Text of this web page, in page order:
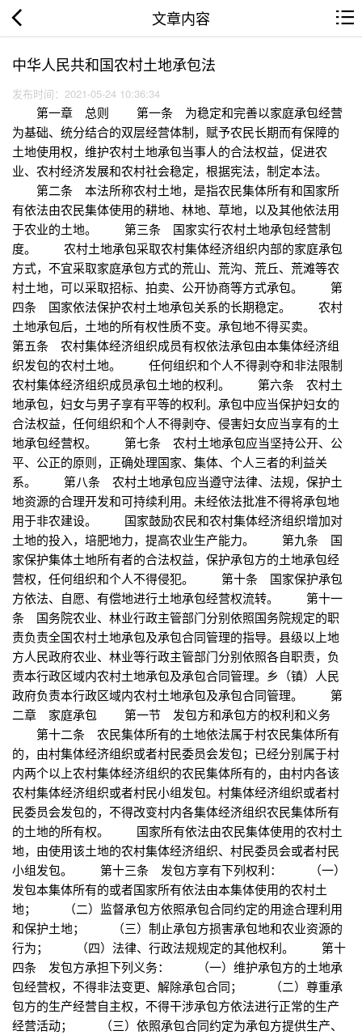
文章内容
中华人民共和国农村土地承包法
发布时间：2021-05-24 10:36:34
第一章 总则 第一条 为稳定和完善以家庭承包经营
为基础、统分结合的双层经营体制，赋予农民长期而有保障的
土地使用权，维护农村土地承包当事人的合法权益，促进农
业、农村经济发展和农村社会稳定，根据宪法，制定本法。
第二条 本法所称农村土地，是指农民集体所有和国家所
有依法由农民集体使用的耕地、林地、草地，以及其他依法用
于农业的土地。 第三条 国家实行农村土地承包经营制
度。 农村土地承包采取农村集体经济组织内部的家庭承包
方式，不宜采取家庭承包方式的荒山、荒沟、荒丘、荒滩等农
村土地，可以采取招标、拍卖、公开协商等方式承包。 第
四条 国家依法保护农村土地承包关系的长期稳定。 农村
土地承包后，土地的所有权性质不变。承包地不得买卖。
第五条 农村集体经济组织成员有权依法承包由本集体经济组
织发包的农村土地。 任何组织和个人不得剥夺和非法限制
农村集体经济组织成员承包土地的权利。 第六条 农村土
地承包，妇女与男子享有平等的权利。承包中应当保护妇女的
合法权益，任何组织和个人不得剥夺、侵害妇女应当享有的土
地承包经营权。 第七条 农村土地承包应当坚持公开、公
平、公正的原则，正确处理国家、集体、个人三者的利益关
系。 第八条 农村土地承包应当遵守法律、法规，保护土
地资源的合理开发和可持续利用。未经依法批准不得将承包地
用于非农建设。 国家鼓励农民和农村集体经济组织增加对
土地的投入，培肥地力，提高农业生产能力。 第九条 国
家保护集体土地所有者的合法权益，保护承包方的土地承包经
营权，任何组织和个人不得侵犯。 第十条 国家保护承包
方依法、自愿、有偿地进行土地承包经营权流转。 第十一
条 国务院农业、林业行政主管部门分别依照国务院规定的职
责负责全国农村土地承包及承包合同管理的指导。县级以上地
方人民政府农业、林业等行政主管部门分别依照各自职责，负
责本行政区域内农村土地承包及承包合同管理。乡（镇）人民
政府负责本行政区域内农村土地承包及承包合同管理。 第
二章 家庭承包 第一节 发包方和承包方的权利和义务
第十二条 农民集体所有的土地依法属于村农民集体所有
的，由村集体经济组织或者村民委员会发包；已经分别属于村
内两个以上农村集体经济组织的农民集体所有的，由村内各该
农村集体经济组织或者村民小组发包。村集体经济组织或者村
民委员会发包的，不得改变村内各集体经济组织农民集体所有
的土地的所有权。 国家所有依法由农民集体使用的农村土
地，由使用该土地的农村集体经济组织、村民委员会或者村民
小组发包。 第十三条 发包方享有下列权利： （一）
发包本集体所有的或者国家所有依法由本集体使用的农村土
地； （二）监督承包方依照承包合同约定的用途合理利用
和保护土地； （三）制止承包方损害承包地和农业资源的
行为； （四）法律、行政法规规定的其他权利。 第十
四条 发包方承担下列义务： （一）维护承包方的土地承
包经营权，不得非法变更、解除承包合同； （二）尊重承
包方的生产经营自主权，不得干涉承包方依法进行正常的生产
经营活动； （三）依照承包合同约定为承包方提供生产、